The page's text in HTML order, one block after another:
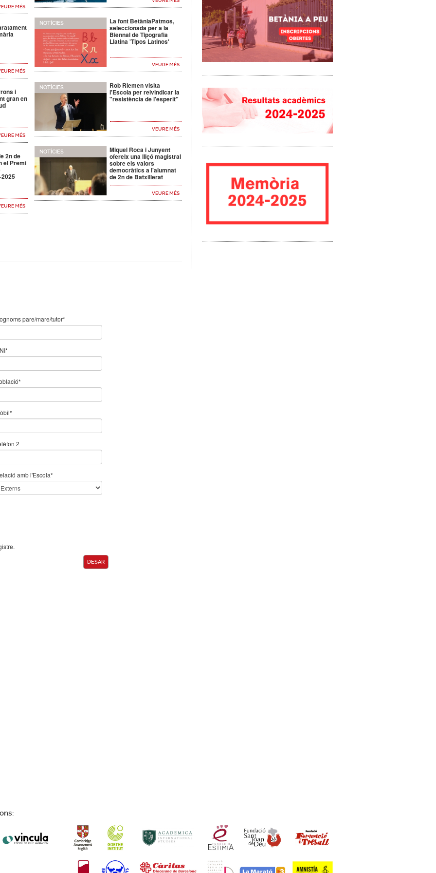
MÉS
MÉS
i
gran en
MÉS
2n de
el Premi
MÉS
NOTÍCIES La font BetàniaPatmos,
seleccionada per a la
Biennal de Tipografia
Llatina 'Tipos Latinos'
VEURE MÉS
NOTÍCIES Rob Riemen visita
l'Escola per reivindicar la
"resistència de l'esperit"
VEURE MÉS
NOTÍCIES Miquel Roca i Junyent
ofereix una lliçó magistral
sobre els valors
democràtics a l'alumnat
de 2n de Batxillerat
VEURE MÉS